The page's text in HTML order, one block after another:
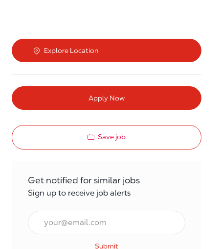
Explore Location
Apply Now
Save job
Get notified for similar jobs
Sign up to receive job alerts
Email*
Submit